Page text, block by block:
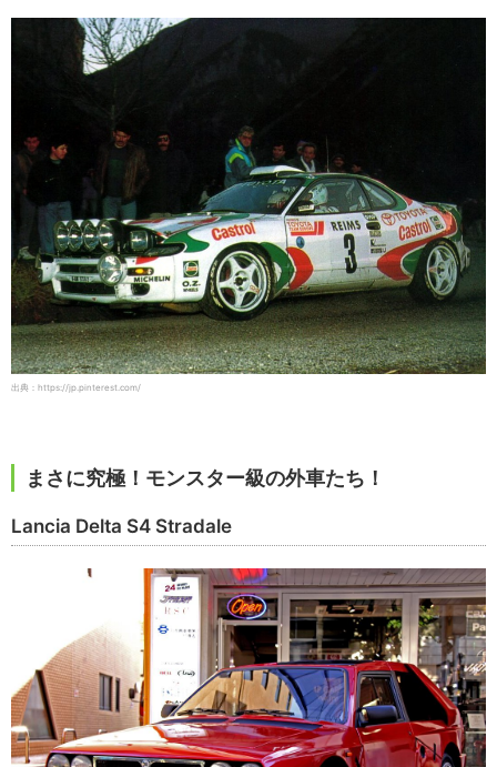
出典：https://jp.pinterest.com/
まさに究極！モンスター級の外車たち！
Lancia Delta S4 Stradale